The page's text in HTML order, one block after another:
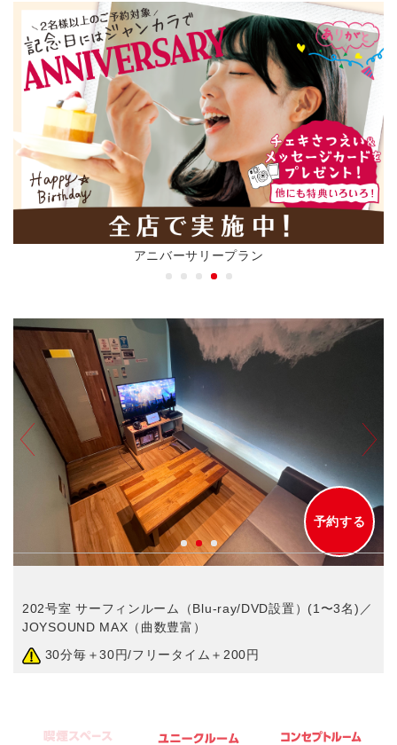
アニバーサリープラン
予約する
202号室 サーフィンルーム（Blu-ray/DVD設置）(1〜3名)／
JOYSOUND MAX（曲数豊富）
30分毎＋30円/フリータイム＋200円